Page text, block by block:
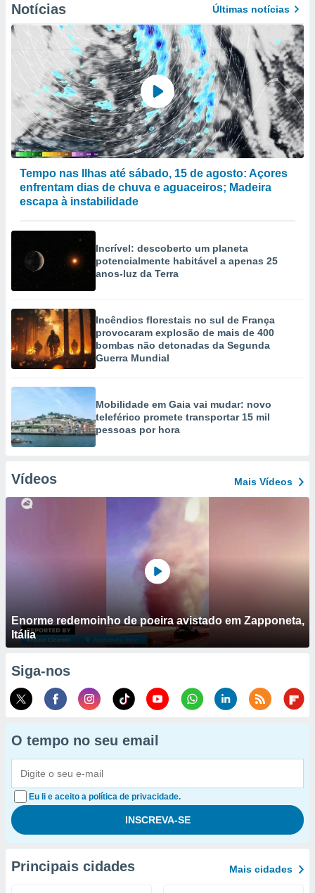
Notícias Últimas notícias
Tempo nas Ilhas até sábado, 15 de agosto: Açores
enfrentam dias de chuva e aguaceiros; Madeira
escapa à instabilidade
Incrível: descoberto um planeta
potencialmente habitável a apenas 25
anos-luz da Terra
Incêndios florestais no sul de França
provocaram explosão de mais de 400
bombas não detonadas da Segunda
Guerra Mundial
Mobilidade em Gaia vai mudar: novo
teleférico promete transportar 15 mil
pessoas por hora
Vídeos Mais Vídeos
Enorme redemoinho de poeira avistado em Zapponeta,
Itália
Siga-nos
O tempo no seu email
Eu li e aceito a política de privacidade.
Principais cidades Mais cidades